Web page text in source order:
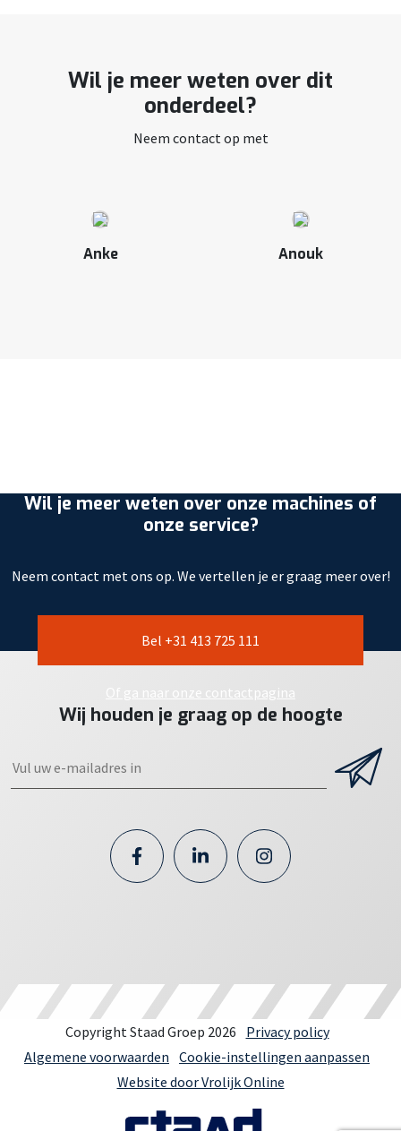
Wil je meer weten over dit
onderdeel?
Neem contact op met
Anke Anouk
Wil je meer weten over onze machines of
onze service?
Neem contact met ons op. We vertellen je er graag meer over!
Bel +31 413 725 111
Of ga naar onze contactpagina
Wij houden je graag op de hoogte
Copyright Staad Groep 2026
Privacy policy
Algemene voorwaarden Cookie-instellingen aanpassen
Website door Vrolijk Online